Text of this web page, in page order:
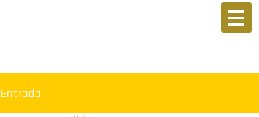
Entrada